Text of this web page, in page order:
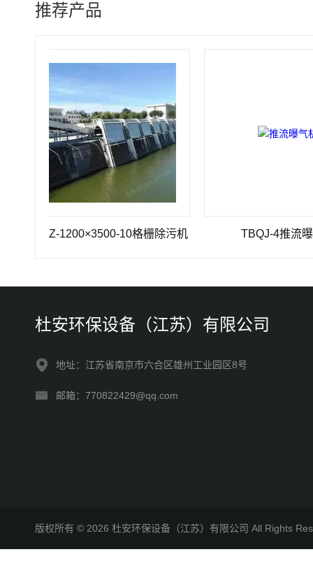
推荐产品
1200×3500-10格栅除污机 TBQJ-4推流曝气机
杜安环保设备（江苏）有限公司
地址：江苏省南京市六合区雄州工业园区8号
邮箱：770822429@qq.com
版权所有 © 2026 杜安环保设备（江苏）有限公司 All Rights